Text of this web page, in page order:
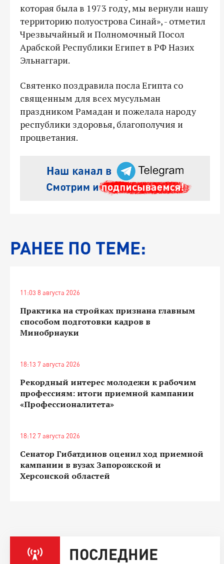
которая была в 1973 году, мы вернули нашу
территорию полуострова Синай», - отметил
Чрезвычайный и Полномочный Посол
Арабской Республики Египет в РФ Назих
Эльнаггари.
Святенко поздравила посла Египта со
священным для всех мусульман
праздником Рамадан и пожелала народу
республики здоровья, благополучия и
процветания.
РАНЕЕ ПО ТЕМЕ:
11:03 8 августа 2026
Практика на стройках признана главным
способом подготовки кадров в
Минобрнауки
18:13 7 августа 2026
Рекордный интерес молодежи к рабочим
профессиям: итоги приемной кампании
«Профессионалитета»
18:12 7 августа 2026
Сенатор Гибатдинов оценил ход приемной
кампании в вузах Запорожской и
Херсонской областей
ПОСЛЕДНИЕ